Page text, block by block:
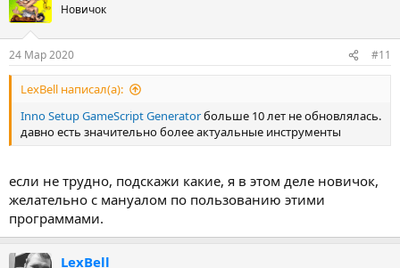
Новичок
24 Мар 2020 #11
LexBell написал(а):
Inno Setup GameScript Generatorбольше 10 лет не обновлялась.
давно есть значительно более актуальные инструменты
если не трудно, подскажи какие, я в этом деле новичок,
желательно с мануалом по пользованию этими
программами.
LexBell